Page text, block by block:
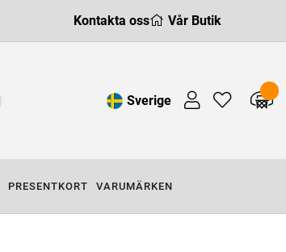
Kontakta oss Vår Butik
Sverige
PRESENTKORT VARUMÄRKEN